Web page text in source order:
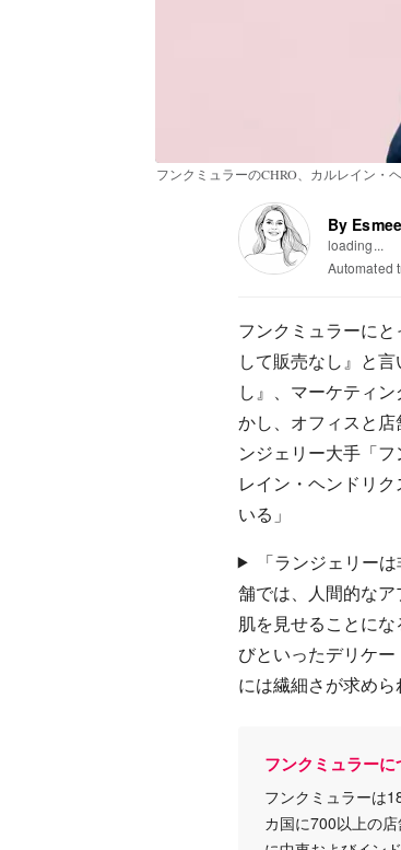
フンクミュラーのCHRO、カルレイン・
By
loading...
Automated
フンクミュラーに
して販売なし』と
し』、マーケティ
かし、オフィスと
ンジェリー大手「
レイン・ヘンドリ
いる」
「ランジェリー
舗では、人間的な
肌を見せることに
びといったデリケ
には繊細さが求めら
フンクミュラーに
フンクミュラーは
カ国に700以上の